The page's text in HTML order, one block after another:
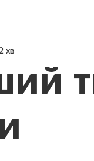
хв